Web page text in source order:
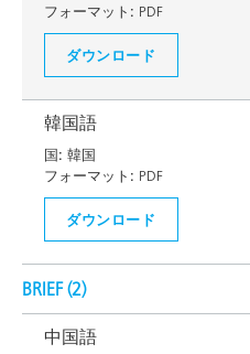
フォーマット: PDF
ダウンロード
韓国語
国: 韓国
フォーマット: PDF
ダウンロード
BRIEF (2)
中国語